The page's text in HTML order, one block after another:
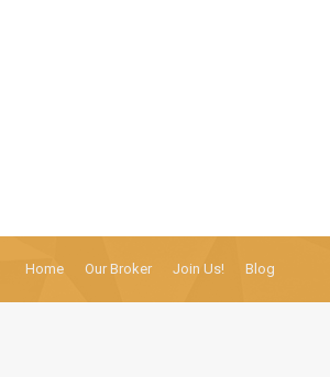
Home Our Broker Join Us! Blog